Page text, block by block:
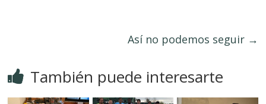
Así no podemos seguir →
También puede interesarte